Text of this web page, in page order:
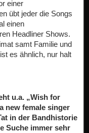
einer
übt jeder die Songs
einen
Headliner Shows.
samt Familie und
es ähnlich, nur halt
u.a. „Wish for
new female singer
in der Bandhistorie
Suche immer sehr